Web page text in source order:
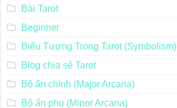
Bài Tarot
Beginner
Biểu Tượng Trong Tarot (Symbolism)
Blog chia sẻ Tarot
Bộ ẩn chính (Major Arcana)
Bộ ẩn phụ (Minor Arcana)